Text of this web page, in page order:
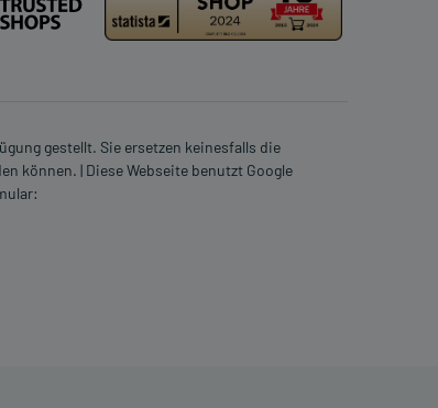
gestellt. Sie ersetzen keinesfalls die
können. | Diese Webseite benutzt Google